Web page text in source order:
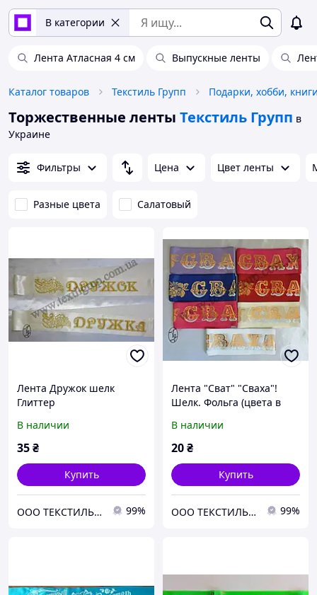
В категории
Лента Атласная 4 см Выпускные ленты
Каталог товаров Текстиль Групп Подарки, хобби,
Торжественные ленты Текстиль Групп в
Украине
Фильтры Цена Цвет ленты
Разные цвета Салатовый
Лента Дружок шелк
Глиттер
В наличии
35₴
Купить
ООО ТЕКСТИЛЬ ГРУП 99%
Лента "Сват" "Сваха"!
Шелк. Фольга (цвета в
В наличии
20₴
Купить
ООО ТЕКСТИЛЬ ГРУП 99%